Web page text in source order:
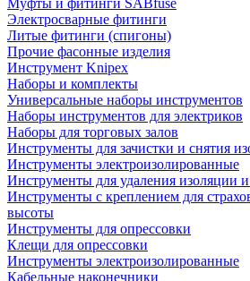
Муфты и фитинги SABfuse
Электросварные фитинги
Литые фитинги (спигоны)
Прочие фасонные изделия
Инструмент Knipex
Наборы и комплекты
Универсальные наборы инструментов
Наборы инструментов для электриков
Наборы для торговых залов
Инструменты для зачистки и снятия
Инструменты электроизолированные
Инструменты для удаления изоляции
Инструменты с креплением для
высоты
Инструменты для опрессовки
Клещи для опрессовки
Инструменты электроизолированные
Кабельные наконечники